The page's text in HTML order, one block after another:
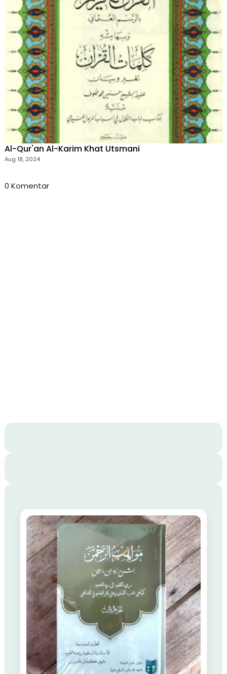
Al-Qur'an Al-Karim Khat Utsmani
Aug 18, 2024
0 Komentar